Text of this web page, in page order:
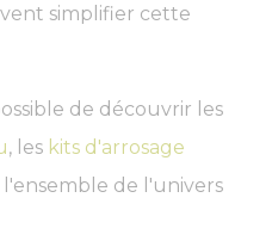
simplifier cette
de découvrir les
, les kits d'arrosage
l'ensemble de l'univers